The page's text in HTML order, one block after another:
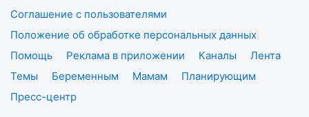
Соглашение с пользователями
Положение об обработке персональных данных
Помощь
Реклама в приложении Каналы
Лента
Темы
Беременным Мамам
Планирующим
Пресс-центр